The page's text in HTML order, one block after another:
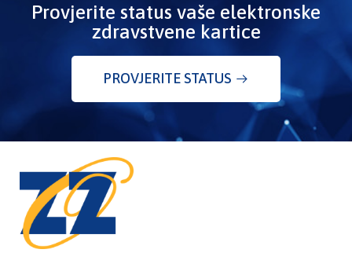
Provjerite status vaše elektronske
zdravstvene kartice
PROVJERITE STATUS